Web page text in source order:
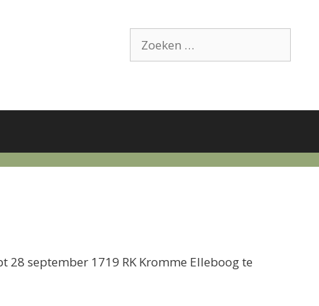
naar:
september 1719 RK Kromme Elleboog te